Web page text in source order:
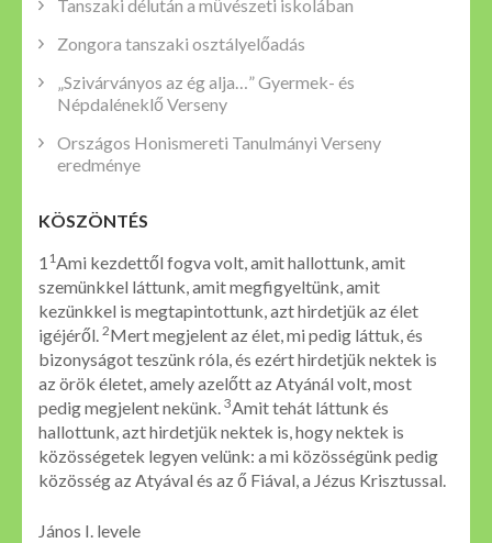
Tanszaki délután a művészeti iskolában
Zongora tanszaki osztályelőadás
„Szivárványos az ég alja…” Gyermek- és
Népdaléneklő Verseny
Országos Honismereti Tanulmányi Verseny
eredménye
KÖSZÖNTÉS
1 1Ami kezdettől fogva volt, amit hallottunk, amit
szemünkkel láttunk, amit megfigyeltünk, amit
kezünkkel is megtapintottunk, azt hirdetjük az élet
igéjéről. 2Mert megjelent az élet, mi pedig láttuk, és
bizonyságot teszünk róla, és ezért hirdetjük nektek is
az örök életet, amely azelőtt az Atyánál volt, most
pedig megjelent nekünk. 3Amit tehát láttunk és
hallottunk, azt hirdetjük nektek is, hogy nektek is
közösségetek legyen velünk: a mi közösségünk pedig
közösség az Atyával és az ő Fiával, a Jézus Krisztussal.
János I. levele